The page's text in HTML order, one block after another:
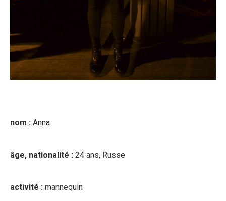
nom : Anna
âge, nationalité : 24 ans, Russe
activité : mannequin